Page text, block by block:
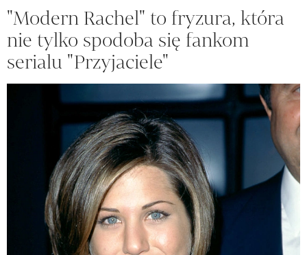
"Modern Rachel" to fryzura, która
nie tylko spodoba się fankom
serialu "Przyjaciele"